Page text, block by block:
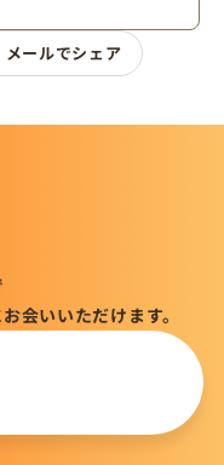
メールでシェア
会いいただけます。